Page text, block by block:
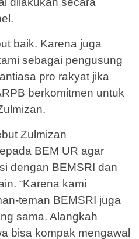
baik. Karena juga
sebagai pengusung
pro rakyat jika
berkomitmen untuk
Zulmizan
BEM UR agar
dengan BEMSRI dan
“Karena kami
teman BEMSRI juga
sama. Alangkah
bisa kompak mengawal